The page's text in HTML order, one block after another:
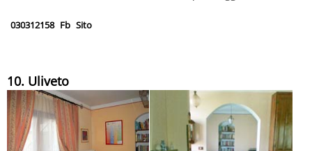
030312158 Fb Sito
10. Uliveto